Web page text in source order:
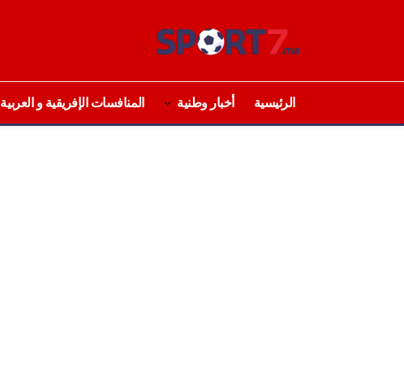
الرئيسية أخبار وطنية المنافسات الإفريقية و العربية